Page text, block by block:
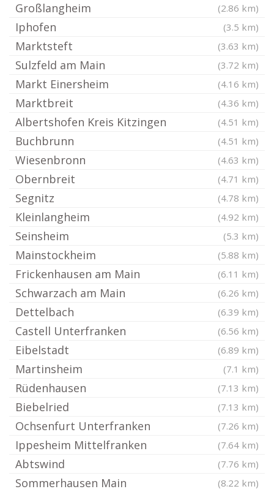
Großlangheim (2.86 km)
Iphofen (3.5 km)
Marktsteft (3.63 km)
Sulzfeld am Main (3.72 km)
Markt Einersheim (4.16 km)
Marktbreit (4.36 km)
Albertshofen Kreis Kitzingen (4.51 km)
Buchbrunn (4.51 km)
Wiesenbronn (4.63 km)
Obernbreit (4.71 km)
Segnitz (4.78 km)
Kleinlangheim (4.92 km)
Seinsheim (5.3 km)
Mainstockheim (5.88 km)
Frickenhausen am Main (6.11 km)
Schwarzach am Main (6.26 km)
Dettelbach (6.39 km)
Castell Unterfranken (6.56 km)
Eibelstadt (6.89 km)
Martinsheim (7.1 km)
Rüdenhausen (7.13 km)
Biebelried (7.13 km)
Ochsenfurt Unterfranken (7.26 km)
Ippesheim Mittelfranken (7.64 km)
Abtswind (7.76 km)
Sommerhausen Main (8.22 km)